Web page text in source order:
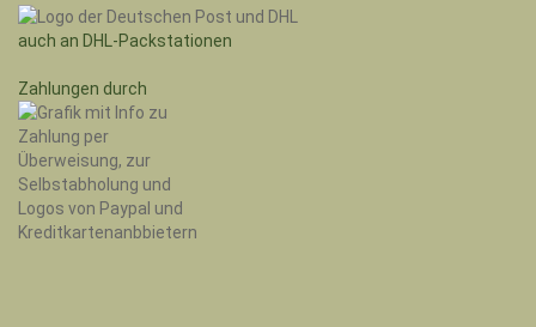
auch an DHL-Packstationen
Zahlungen durch